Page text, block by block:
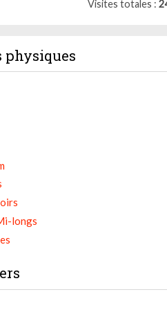
Visites totales
physiques
longs
l'utilisation du site,
sécurité du site internet.
de cookies pour chaque